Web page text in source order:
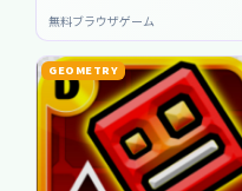
無料ブラウザゲーム
GEOMETRY